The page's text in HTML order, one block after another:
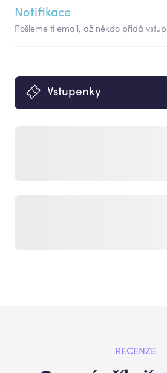
Notifikace
Pošleme ti email, až někdo přidá
Vstupenky
RECENZE